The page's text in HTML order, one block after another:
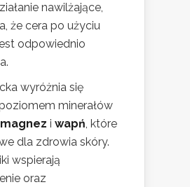
nawilżające,
że cera po użyciu
odpowiednio
wyróżnia się
minerałów
magnez i wapń, które
dla zdrowia skóry.
wspierają
oraz